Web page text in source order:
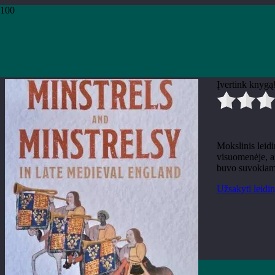
Pradžia
Richard Rastall, Andrew
Įvertink knygą!
Mokslinis
visuomenėje,
buvo
Užsakyti